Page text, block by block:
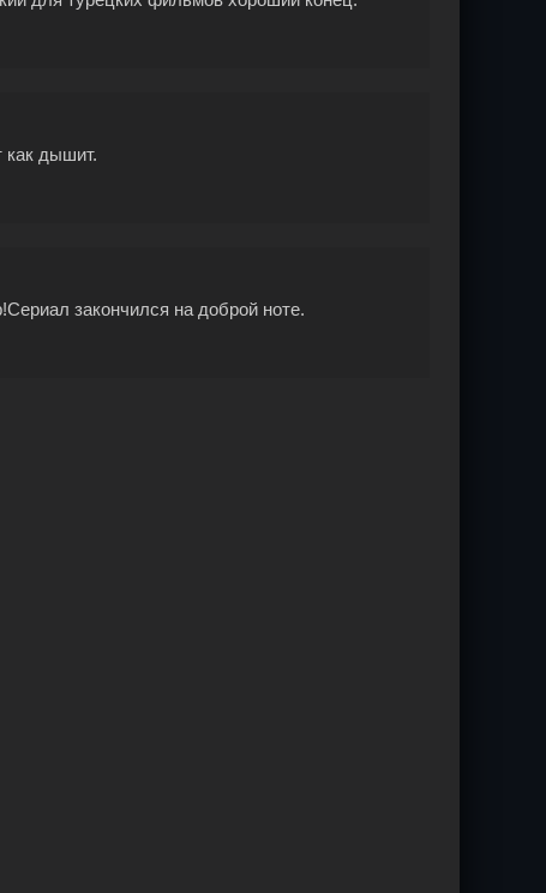
как дышит.
закончился на доброй ноте.